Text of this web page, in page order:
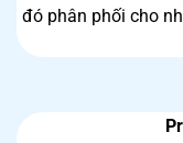
đó phân phối cho